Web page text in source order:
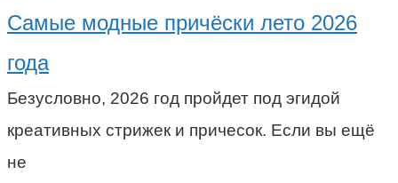
Самые модные причёски лето 2026
года
Безусловно, 2026 год пройдет под эгидой
креативных стрижек и причесок. Если вы ещё
не